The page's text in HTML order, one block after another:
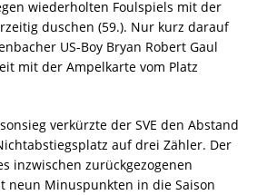
wiederholten Foulspiels mit der
duschen (59.). Nur kurz darauf
US-Boy Bryan Robert Gaul
mit der Ampelkarte vom Platz
verkürzte der SVE den Abstand
auf drei Zähler. Der
inzwischen zurückgezogenen
neun Minuspunkten in die Saison